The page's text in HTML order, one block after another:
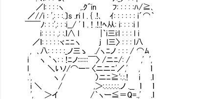
／l: : : :ヽ ,.ｸ^in ﾌ: : : : :ﾊ/≧､
／//i : ',: : :.〕s .ｒi l . { .!､ ｲ: : : : : : i´⌒｀
￣￣ﾉ: : :',: : :i__/ ' ｌ . ! .!.!ﾍ从: i: : : :i l
i: : : : ,: :.ｌ∧ l |｀i三i:l : : : l i
／ｌ: : : : :ヾﾆﾆヽ j l三〉 : : : l八
, ､八: : : : :_ノ三ゝ ./ヽﾆノ : : : / ⌒ﾑ
i ヽ ｀ヽ: : !ﾆノ:::::::￣〉 /ニﾆ/: / ,' ',
l ＼いﾉ/⌒ー- 〈ニニﾆ'／,' , ｌ
.', ヽ / ）ニﾆ≧':.:.! i .ｌ
i ＼ / ,＞:.:.:.:.:.:.ノ .__ ｌ ｌ
', ＞イ /｀ヽー≦＝Q=.,' .ｌ